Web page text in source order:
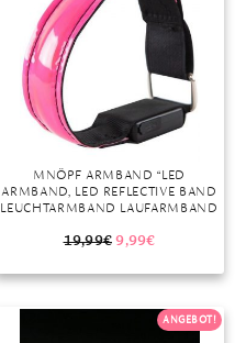
MNÖPF ARMBAND “LED
ARMBAND, LED REFLECTIVE BAND
LEUCHTARMBAND LAUFARMBAND
LEUCHTBÄNDER REFLEKTORBAND
RUNNING SPORTS”
19,99€ 9,99€
ANGEBOT!